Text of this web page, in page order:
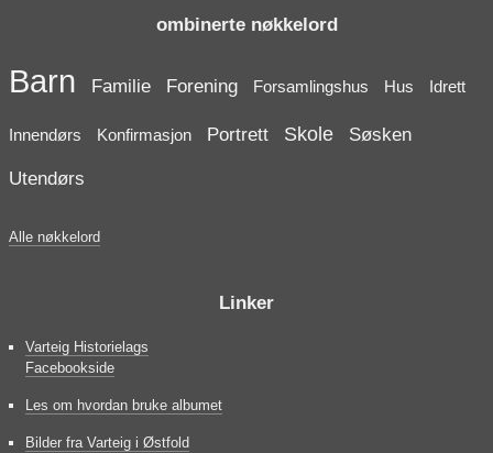
ombinerte nøkkelord
Barn Familie Forening Forsamlingshus Hus Idrett
Innendørs Konfirmasjon Portrett Skole Søsken
Utendørs
Alle nøkkelord
Linker
Varteig Historielags
Facebookside
Les om hvordan bruke albumet
Bilder fra Varteig i Østfold